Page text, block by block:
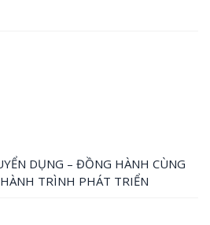
DỤNG – ĐỒNG HÀNH CÙNG
TRÌNH PHÁT TRIỂN